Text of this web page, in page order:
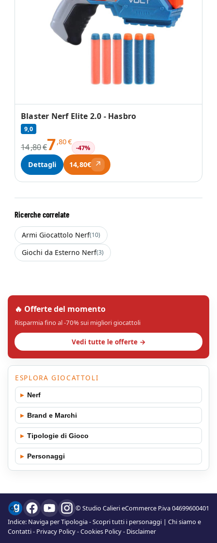
Blaster Nerf Elite 2.0 - Hasbro
9,0
14,80€7,80€
-47%
Dettagli 14,80€ ↗
Ricerche correlate
Armi Giocattolo Nerf(10)
Giochi da Esterno Nerf(3)
🔥 Offerte del momento
Risparmia fino al -70% sui migliori giocattoli
Vedi tutte le offerte →
ESPLORA GIOCATTOLI
▸ Nerf
▸ Brand e Marchi
▸ Tipologie di Gioco
▸ Personaggi
© Studio Calieri eCommerce P.iva 04699600401
Indice: Naviga per Tipologia-Scopri tutti i personaggi | Chi siamo e
Contatti- Privacy Policy-Cookies Policy- Disclaimer